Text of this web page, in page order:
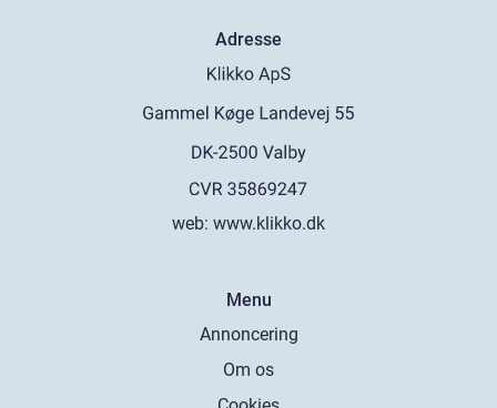
Adresse
web: www.klikko.dk
Menu
Annoncering
Om os